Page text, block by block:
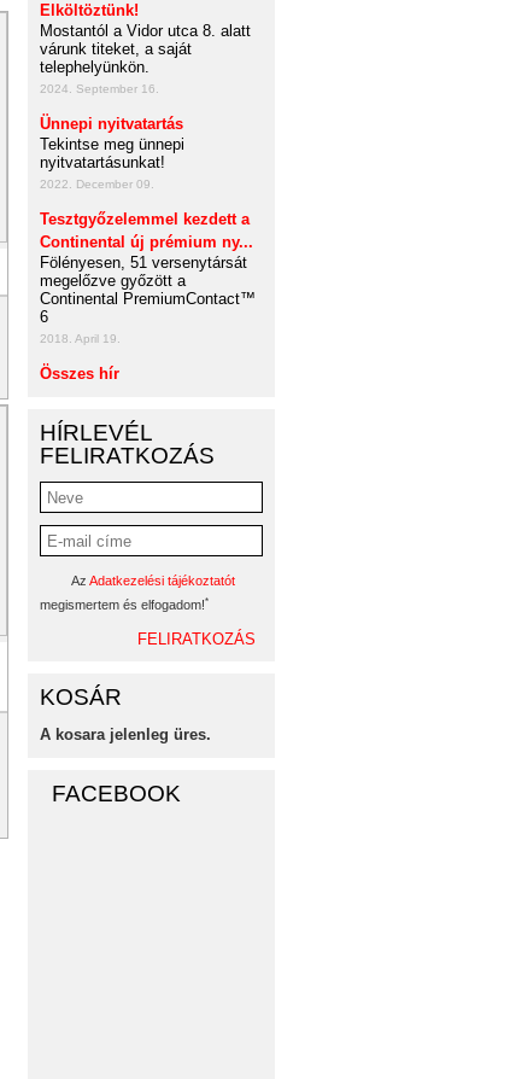
Elköltöztünk!
Mostantól a Vidor utca 8. alatt
várunk titeket, a saját
telephelyünkön.
2024. September 16.
Ünnepi nyitvatartás
Tekintse meg ünnepi
nyitvatartásunkat!
2022. December 09.
Tesztgyőzelemmel kezdett a
Continental új prémium ny...
Fölényesen, 51 versenytársát
megelőzve győzött a
Continental PremiumContact™
6
2018. April 19.
Összes hír
HÍRLEVÉL
FELIRATKOZÁS
Az Adatkezelési tájékoztatót
megismertem és elfogadom!*
KOSÁR
A kosara jelenleg üres.
FACEBOOK